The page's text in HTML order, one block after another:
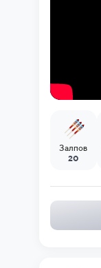
Залпов
20